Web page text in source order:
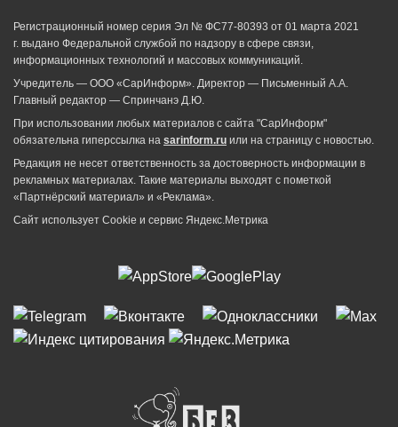
Регистрационный номер серия Эл № ФС77-80393 от 01 марта 2021
г. выдано Федеральной службой по надзору в сфере связи,
информационных технологий и массовых коммуникаций.
Учредитель — ООО «СарИнформ». Директор — Письменный А.А.
Главный редактор — Спринчанэ Д.Ю.
При использовании любых материалов с сайта "СарИнформ"
обязательна гиперссылка на sarinform.ru или на страницу с новостью.
Редакция не несет ответственность за достоверность информации в
рекламных материалах. Такие материалы выходят с пометкой
«Партнёрский материал» и «Реклама».
Сайт использует Cookie и сервиc Яндекс.Метрика